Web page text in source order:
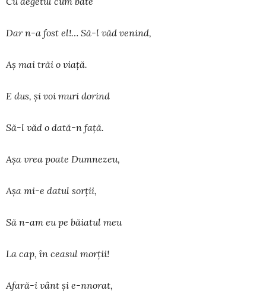
Dar n-a fost el!… Să-l văd venind,
Aş mai trăi o viaţă.
E dus, şi voi muri dorind
Să-l văd o dată-n faţă.
Aşa vrea poate Dumnezeu,
Aşa mi-e datul sorţii,
Să n-am eu pe băiatul meu
La cap, în ceasul morţii!
Afară-i vânt şi e-nnorat,